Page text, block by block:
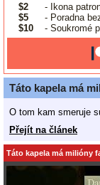
$2
- Ikona
$5
- Poradna
$10
- Soukromé
Táto kapela má
O tom kam smeruje
Přejít na článek
Táto kapela má milióny